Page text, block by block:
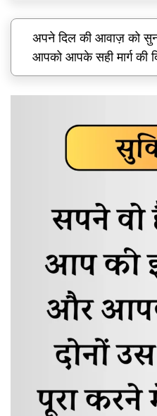
अपने दिल की आवाज़ को
आपको आपके सही मार्ग की